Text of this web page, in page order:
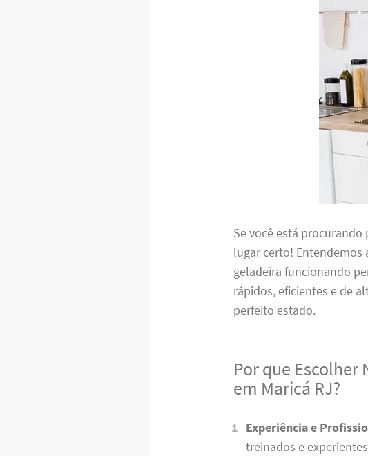
Se você está procurando
lugar certo!
geladeira funcionando
rápidos, eficientes e de
perfeito estado.
Por que Escolher
em Maricá RJ?
Experiência e
treinados e